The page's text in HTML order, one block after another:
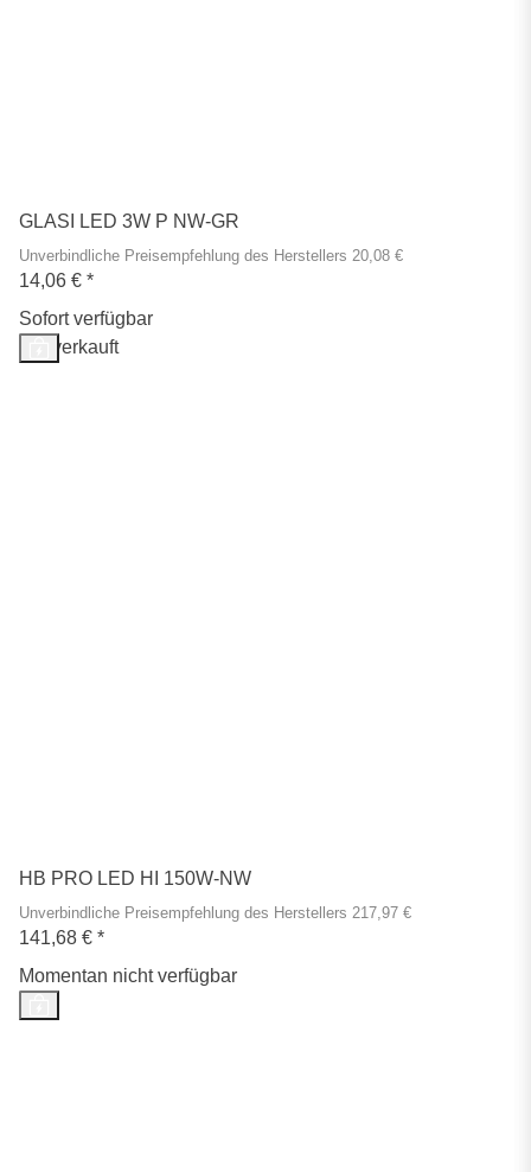
GLASI LED 3W P NW-GR
Unverbindliche Preisempfehlung des Herstellers 20,08 €
14,06 € *
Sofort verfügbar
Ausverkauft
HB PRO LED HI 150W-NW
Unverbindliche Preisempfehlung des Herstellers 217,97 €
141,68 € *
Momentan nicht verfügbar